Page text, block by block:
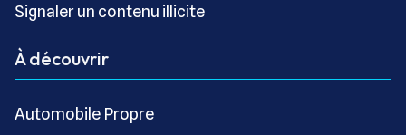
Signaler un contenu illicite
À découvrir
Automobile Propre